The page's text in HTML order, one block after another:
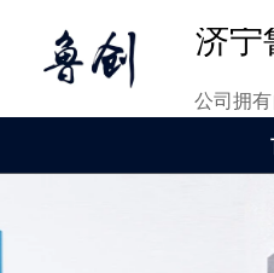
济宁
公司拥